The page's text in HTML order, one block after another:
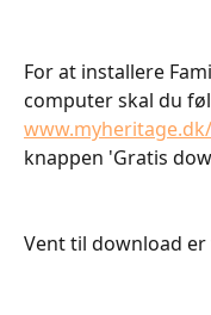
For at installere
computer skal du
knappen 'Gratis
Vent til download